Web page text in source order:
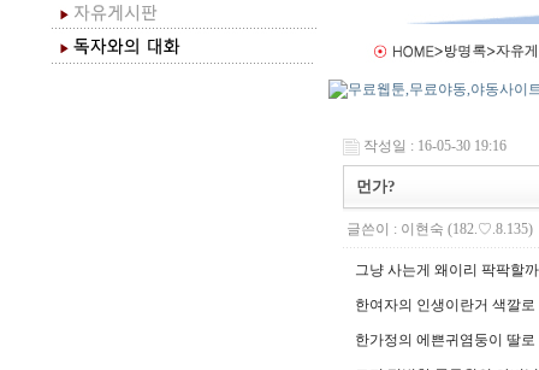
작성일 : 16-05-30 19:16
먼가?
글쓴이 : 이현숙 (182.♡.8.135)
그냥 사는게 왜이리 팍팍할
한여자의 인생이란거 색깔로
한가정의 에쁜귀염둥이 딸